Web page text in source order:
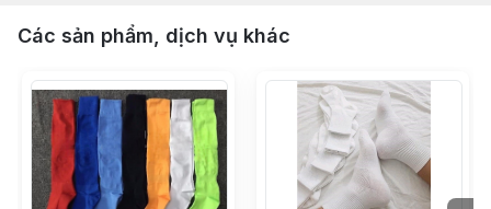
Các sản phẩm, dịch vụ khác